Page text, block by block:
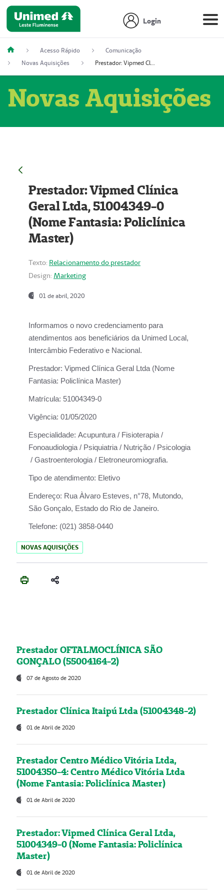
Login
Acesso Rápido
Comunicação
Novas Aquisições
Prestador: Vipmed Clínica Geral Ltda, 51004349-0 (Nome Fantasia: Policlínica Master)
Novas Aquisições
Prestador: Vipmed Clínica
Geral Ltda, 51004349-0
(Nome Fantasia: Policlínica
Master)
Texto: Relacionamento do prestador
Design: Marketing
01 de abril, 2020
Informamos o novo credenciamento para
atendimentos aos beneficiários da Unimed Local,
Intercâmbio Federativo e Nacional.
Prestador: Vipmed Clínica Geral Ltda (Nome
Fantasia: Policlínica Master)
Matrícula: 51004349-0
Vigência: 01/05/2020
Especialidade: Acupuntura / Fisioterapia /
Fonoaudiologia / Psiquiatria / Nutrição / Psicologia
/ Gastroenterologia / Eletroneuromiografia.
Tipo de atendimento: Eletivo
Endereço: Rua Àlvaro Esteves, n°78, Mutondo,
São Gonçalo, Estado do Rio de Janeiro.
Telefone: (021) 3858-0440
NOVAS AQUISIÇÕES
Prestador OFTALMOCLÍNICA SÃO
GONÇALO (55004164-2)
07 de Agosto de 2020
Prestador Clínica Itaipú Ltda (51004348-2)
01 de Abril de 2020
Prestador Centro Médico Vitória Ltda,
51004350-4: Centro Médico Vitória Ltda
(Nome Fantasia: Policlínica Master)
01 de Abril de 2020
Prestador: Vipmed Clínica Geral Ltda,
51004349-0 (Nome Fantasia: Policlínica
Master)
01 de Abril de 2020